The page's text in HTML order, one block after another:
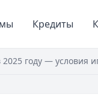
Кредиты
году — условия